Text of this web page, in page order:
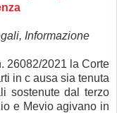
Informazione
26082/2021 la Corte
in c ausa sia tenuta
sostenute dal terzo
e Mevio agivano in